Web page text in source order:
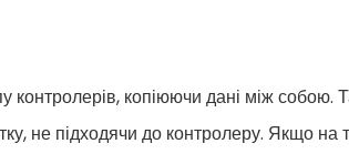
контролерів, копіюючи дані між собою.
не підходячи до контролеру. Якщо на